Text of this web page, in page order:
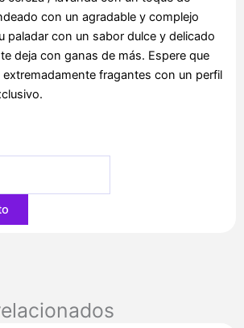
con un agradable y complejo
paladar con un sabor dulce y delicado
deja con ganas de más. Espere que
fragantes con un perfil